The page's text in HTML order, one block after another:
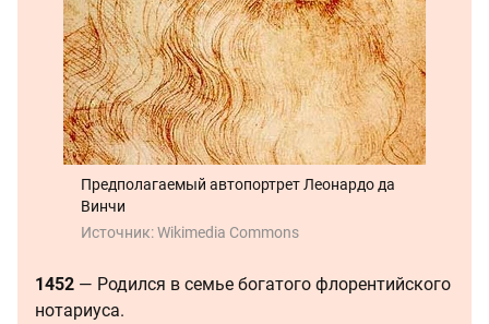
Предполагаемый автопортрет Леонардо да
Винчи
Источник:Wikimedia Commons
1452 — Родился в семье богатого флорентийского
нотариуса.